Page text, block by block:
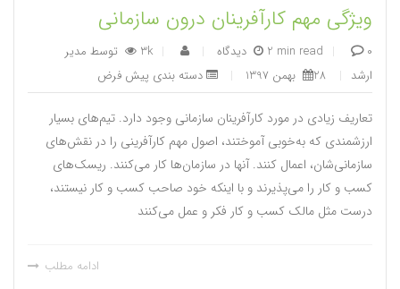
ویژگی مهم کارآفرینان درون سازمانی
2 min read | 0 دیدگاه |
3k | توسط مدیر
ارشد | 28 بهمن 1397 | دسته بندی پیش فرض
تعاریف زیادی در مورد کارآفرینان سازمانی وجود دارد. تیم‌های بسیار
ارزشمندی که به‌خوبی آموختند، اصول مهم کارآفرینی را در نقش‌های
سازمانی‌شان، اعمال کنند. آنها در سازمان‌ها کار می‌کنند. ریسک‌های
کسب و کار را می‌پذیرند و با اینکه خود صاحب کسب و کار نیستند،
درست مثل مالک کسب و کار فکر و عمل می‌کنند
ادامه مطلب